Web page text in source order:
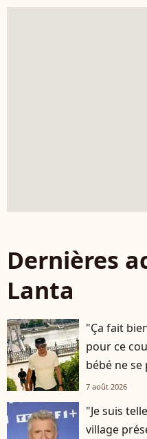
Dernières
Lanta
"Ça fait
pour ce
bébé ne se
7 août 2026
"Je suis
village